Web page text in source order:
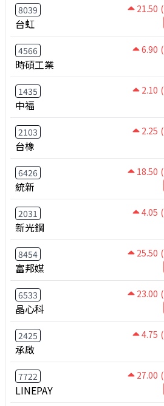
8039 21.50
台虹
4566 6.90
時碩工業
1435 2.10
中福
2103 2.25
台橡
6426 18.50
統新
2031 4.05
新光鋼
8454 25.50
富邦媒
6533 23.00
晶心科
2425 4.75
承啟
7722 27.00
LINEPAY